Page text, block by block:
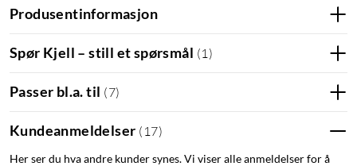
Matter
I slutten av 2023 oppdateres WiZ-sortimentet med støtte for
Matter - en ny universell standard innen smarthjem. Matter
gjør det enklere å koble nye enheter til smarthjemmet ditt, og
øker også kompatibiliteten mellom ulike merker og
introdusert for WiZ-sortimentet.
Produsentinformasjon
Spør Kjell – still et spørsmål (1)
Passer bl.a. til (7)
Kundeanmeldelser ( 17)
Her ser du hva andre kunder synes. Vi viser alle anmeldelser for å